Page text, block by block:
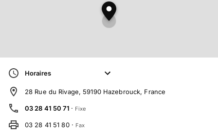
Horaires
28 Rue du Rivage, 59190 Hazebrouck, France
03 28 41 50 71 · Fixe
03 28 41 51 80 · Fax